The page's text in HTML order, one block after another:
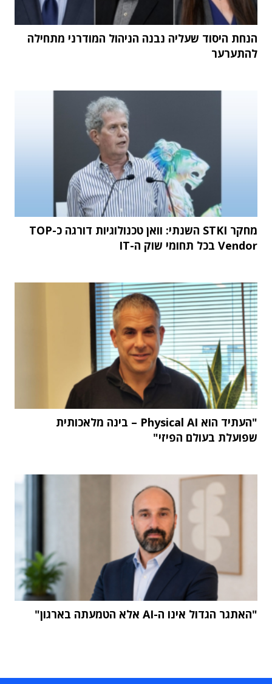
הנחת היסוד שעליה נבנה הניהול המודרני מתחילה
להתערער
מחקר STKI השנתי: וואן טכנולוגיות דורגה כ-TOP
Vendor בכל תחומי שוק ה-IT
"העתיד הוא Physical AI – בינה מלאכותית
שפועלת בעולם הפיזי"
"האתגר הגדול אינו ה-AI אלא הטמעתה בארגון"